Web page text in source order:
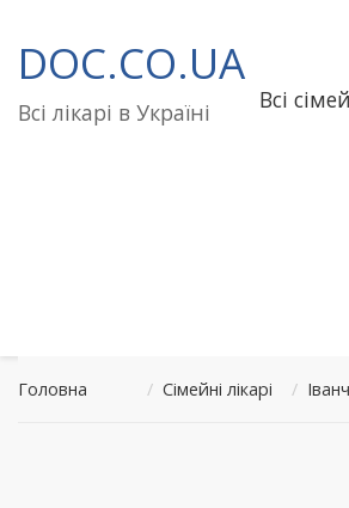
до
вмісту
DOC.CO.UA
Всі лікарі в Україні Всі
Головна / Сімейні лікарі /